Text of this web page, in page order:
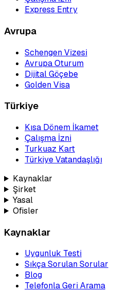
Express Entry
Avrupa
Schengen Vizesi
Avrupa Oturum
Dijital Göçebe
Golden Visa
Türkiye
Kısa Dönem İkamet
Çalışma İzni
Turkuaz Kart
Türkiye Vatandaşlığı
Kaynaklar
Şirket
Yasal
Ofisler
Kaynaklar
Uygunluk Testi
Sıkça Sorulan Sorular
Blog
Telefonla Geri Arama